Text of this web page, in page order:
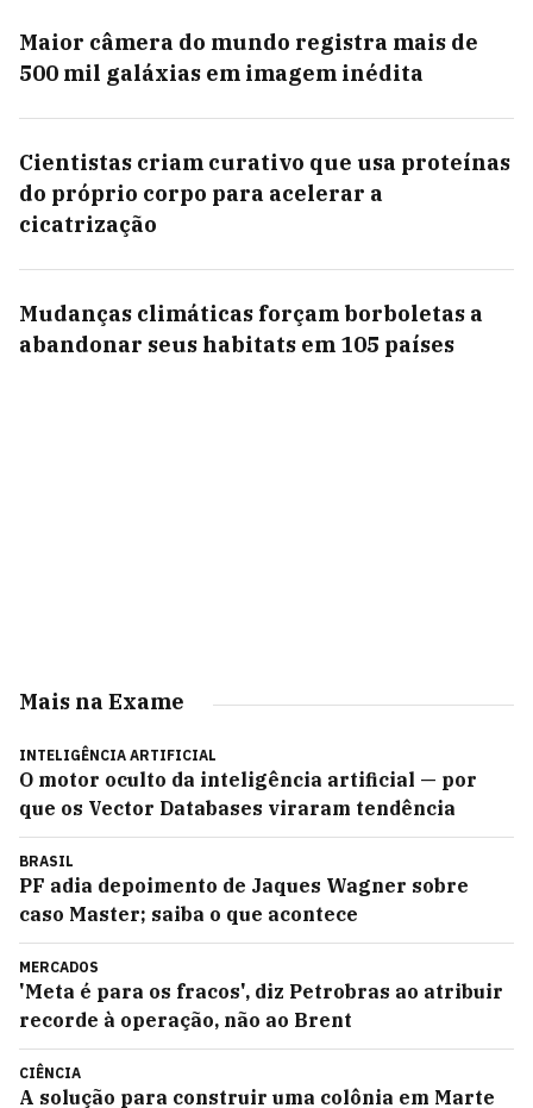
Maior câmera do mundo registra mais de
500 mil galáxias em imagem inédita
Cientistas criam curativo que usa proteínas
do próprio corpo para acelerar a
cicatrização
Mudanças climáticas forçam borboletas a
abandonar seus habitats em 105 países
Mais na Exame
INTELIGÊNCIA ARTIFICIAL
O motor oculto da inteligência artificial — por
que os Vector Databases viraram tendência
BRASIL
PF adia depoimento de Jaques Wagner sobre
caso Master; saiba o que acontece
MERCADOS
'Meta é para os fracos', diz Petrobras ao atribuir
recorde à operação, não ao Brent
CIÊNCIA
A solução para construir uma colônia em Marte